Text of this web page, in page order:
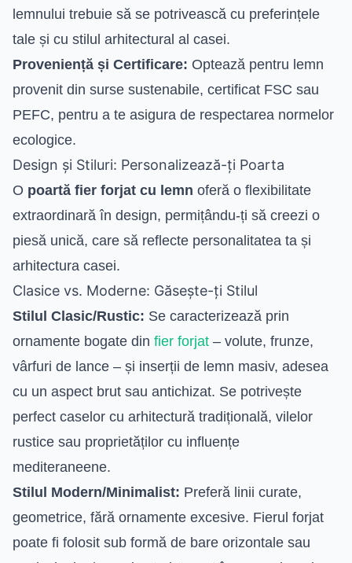
lemnului trebuie să se potrivească cu preferințele
tale și cu stilul arhitectural al casei.
Proveniență și Certificare: Optează pentru lemn
provenit din surse sustenabile, certificat FSC sau
PEFC, pentru a te asigura de respectarea normelor
ecologice.
Design și Stiluri: Personalizează-ți Poarta
O poartă fier forjat cu lemn oferă o flexibilitate
extraordinară în design, permițându-ți să creezi o
piesă unică, care să reflecte personalitatea ta și
arhitectura casei.
Clasice vs. Moderne: Găsește-ți Stilul
Stilul Clasic/Rustic: Se caracterizează prin
ornamente bogate din fier forjat – volute, frunze,
vârfuri de lance – și inserții de lemn masiv, adesea
cu un aspect brut sau antichizat. Se potrivește
perfect caselor cu arhitectură tradițională, vilelor
rustice sau proprietăților cu influențe
mediteraneene.
Stilul Modern/Minimalist: Preferă linii curate,
geometrice, fără ornamente excesive. Fierul forjat
poate fi folosit sub formă de bare orizontale sau